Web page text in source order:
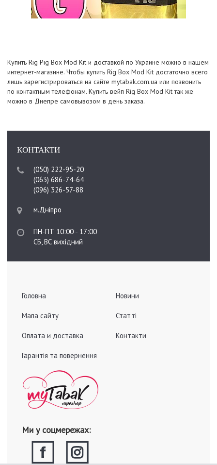
Купить Rig Pig Box Mod Kit и доставкой по Украине можно в нашем
интернет-магазине. Чтобы купить Rig Box Mod Kit достаточно всего
лишь зарегистрироваться на сайте mytabak.com.ua или позвонить
по контактным телефонам. Купить вейп Rig Box Mod Kit так же
можно в Днепре самовывозом в день заказа.
КОНТАКТИ
(050) 222-95-20
(063) 686-74-64
(096) 326-57-88
м.Дніпро
ПН-ПТ 10:00 - 17:00
СБ, ВС вихідний
Головна
Мапа сайту
Оплата и доставка
Гарантія та повернення
Новини
Статті
Контакти
Ми у соцмережах: